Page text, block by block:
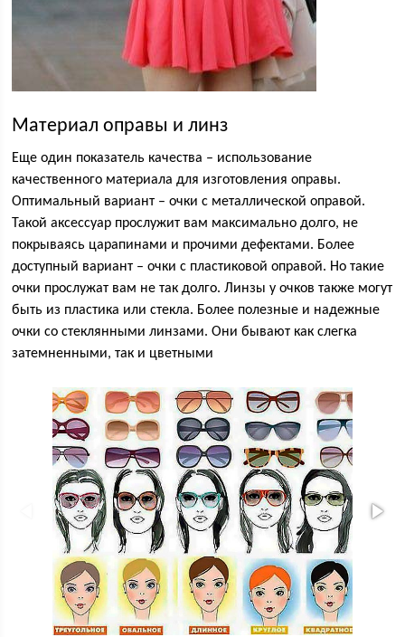
Материал оправы и линз
Еще один показатель качества – использование
качественного материала для изготовления оправы.
Оптимальный вариант – очки с металлической оправой.
Такой аксессуар прослужит вам максимально долго, не
покрываясь царапинами и прочими дефектами. Более
доступный вариант – очки с пластиковой оправой. Но такие
очки прослужат вам не так долго. Линзы у очков также могут
быть из пластика или стекла. Более полезные и надежные
очки со стеклянными линзами. Они бывают как слегка
затемненными, так и цветными